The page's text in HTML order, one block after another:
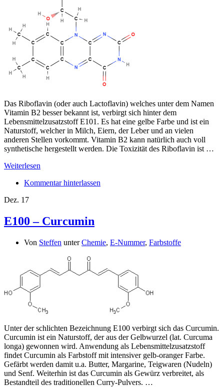
Das Riboflavin (oder auch Lactoflavin) welches unter dem Namen
Vitamin B2 besser bekannt ist, verbirgt sich hinter dem
Lebensmittelzusatzstoff E101. Es hat eine gelbe Farbe und ist ein
Naturstoff, welcher in Milch, Eiern, der Leber und an vielen
anderen Stellen vorkommt. Vitamin B2 kann natürlich auch voll
synthetische hergestellt werden. Die Toxizität des Riboflavin ist …
Weiterlesen
Kommentar hinterlassen
Dez. 17
E100 – Curcumin
Von Steffen unterChemie, E-Nummer, Farbstoffe
Unter der schlichten Bezeichnung E100 verbirgt sich das Curcumin.
Curcumin ist ein Naturstoff, der aus der Gelbwurzel (lat. Curcuma
longa) gewonnen wird. Anwendung als Lebensmittelzusatzstoff
findet Curcumin als Farbstoff mit intensiver gelb-oranger Farbe.
Gefärbt werden damit u.a. Butter, Margarine, Teigwaren (Nudeln)
und Senf. Weiterhin ist das Curcumin als Gewürz verbreitet, als
Bestandteil des traditionellen Curry-Pulvers. …